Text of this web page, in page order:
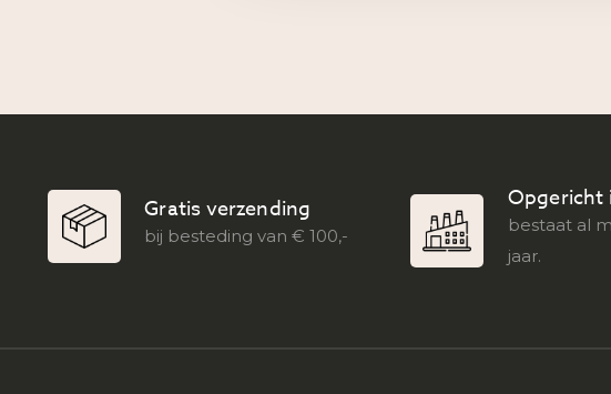
Gratis verzending
bij besteding van € 100,-
Opgericht
bestaat al
jaar.